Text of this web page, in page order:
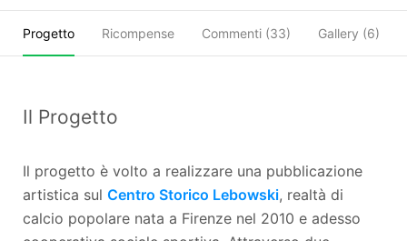
Progetto Ricompense Commenti (33) Gallery (6)
Il Progetto
Il progetto è volto a realizzare una pubblicazione
artistica sul Centro Storico Lebowski, realtà di
calcio popolare nata a Firenze nel 2010 e adesso